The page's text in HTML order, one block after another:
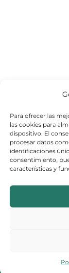
Para ofrecer las
las cookies para
dispositivo. El
procesar datos
identificaciones
consentimiento,
características y